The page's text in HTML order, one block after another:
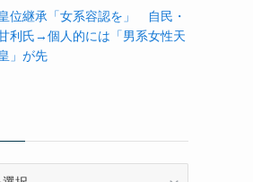
位継承「女系容認を」 自民・
利氏→個人的には「男系女性天
」が先